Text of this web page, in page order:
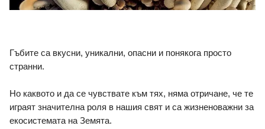
Гъбите са вкусни, уникални, опасни и понякога просто
странни.
Но каквото и да се чувствате към тях, няма отричане, че те
играят значителна роля в нашия свят и са жизненоважни за
екосистемата на Земята.